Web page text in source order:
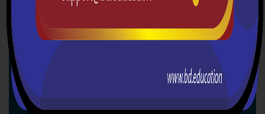
কমলগঞ্জ,জেলাঃ মৌলভীবাজার।
০১৭২১২৮০২৯৮